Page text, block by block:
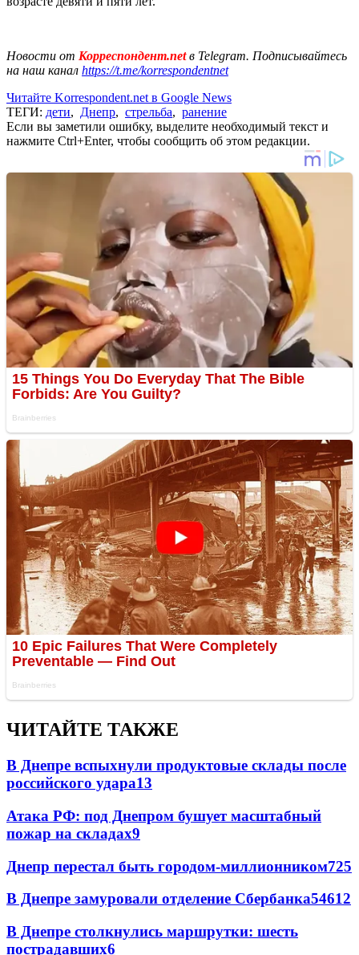
Новости от Корреспондент.netв Telegram. Подписывайтесь
на наш канал https://t.me/korrespondentnet
Читайте Korrespondent.net в Google News
ТЕГИ: дети, Днепр, стрельба, ранение
Если вы заметили ошибку, выделите необходимый текст и
нажмите Ctrl+Enter, чтобы сообщить об этом редакции.
ЧИТАЙТЕ ТАКЖЕ
В Днепре вспыхнули продуктовые склады после
российского удара13
Атака РФ: под Днепром бушует масштабный
пожар на складах9
Днепр перестал быть городом-миллионником725
В Днепре замуровали отделение Сбербанка54612
В Днепре столкнулись маршрутки: шесть
пострадавших6